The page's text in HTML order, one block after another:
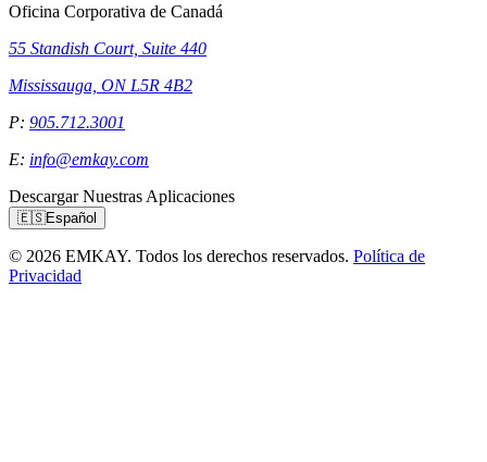
Oficina Corporativa de Canadá
55 Standish Court, Suite 440
Mississauga, ON L5R 4B2
P: 905.712.3001
E: info@emkay.com
Descargar Nuestras Aplicaciones
🇪🇸Español
© 2026 EMKAY. Todos los derechos reservados. Política de
Privacidad